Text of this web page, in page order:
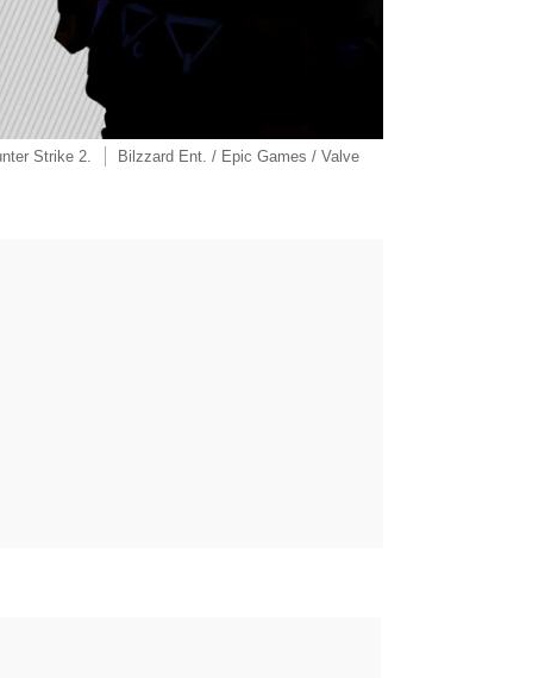
Strike 2. Bilzzard Ent. / Epic Games / Valve